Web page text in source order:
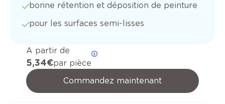
bonne rétention et déposition de peinture
pour les surfaces semi-lisses
A partir de
5,34 €par pièce
Commandez maintenant